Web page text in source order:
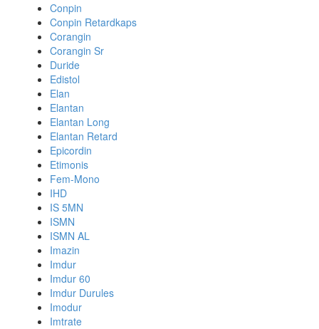
Conpin
Conpin Retardkaps
Corangin
Corangin Sr
Duride
Edistol
Elan
Elantan
Elantan Long
Elantan Retard
Epicordin
Etimonis
Fem-Mono
IHD
IS 5MN
ISMN
ISMN AL
Imazin
Imdur
Imdur 60
Imdur Durules
Imodur
Imtrate